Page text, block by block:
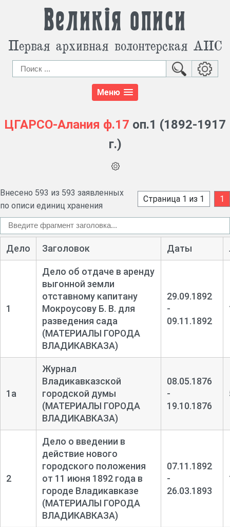
Великія описи
Первая архивная волонтерская АИС
Меню
ЦГАРСО-Алания ф.17 оп.1 (1892-1917
г.)
Внесено 593 из 593 заявленных
по описи единиц хранения
Страница 1 из 1 1
Дело Заголовок Даты
1
Дело об отдаче в аренду
выгонной земли
отставному капитану
Мокроусову Б. В. для
разведения сада
(МАТЕРИАЛЫ ГОРОДА
ВЛАДИКАВКАЗА)
29.09.1892
-
09.11.1892
1а
Журнал
Владикавказской
городской думы
(МАТЕРИАЛЫ ГОРОДА
ВЛАДИКАВКАЗА)
08.05.1876
-
19.10.1876
2
Дело о введении в
действие нового
городского положения
от 11 июня 1892 года в
городе Владикавказе
(МАТЕРИАЛЫ ГОРОДА
ВЛАДИКАВКАЗА)
07.11.1892
-
26.03.1893